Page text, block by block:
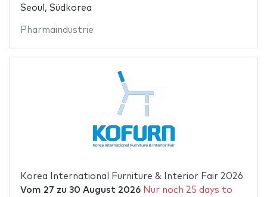
Seoul, Südkorea
Pharmaindustrie
Korea International Furniture & Interior Fair 2026
Vom 27 zu 30 August 2026 Nur noch 25 days to